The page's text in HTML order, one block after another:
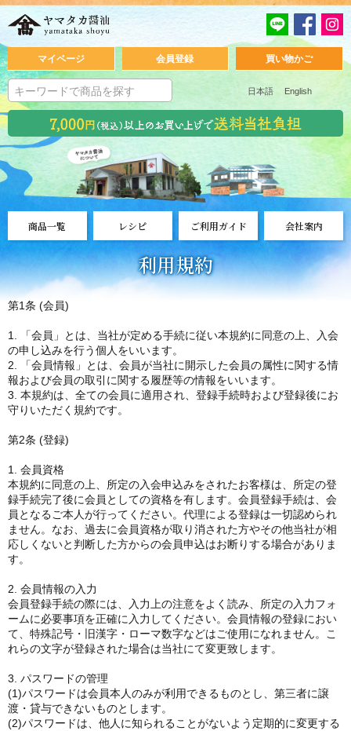
マイページ 会員登録 買い物かご
日本語 English
商品一覧 レシピ ご利用ガイド 会社案内
利用規約
第1条 (会員)
1. 「会員」とは、当社が定める手続に従い本規約に同意の上、入会
の申し込みを行う個人をいいます。
2. 「会員情報」とは、会員が当社に開示した会員の属性に関する情
報および会員の取引に関する履歴等の情報をいいます。
3. 本規約は、全ての会員に適用され、登録手続時および登録後にお
守りいただく規約です。
第2条 (登録)
1. 会員資格
本規約に同意の上、所定の入会申込みをされたお客様は、所定の登
録手続完了後に会員としての資格を有します。会員登録手続は、会
員となるご本人が行ってください。代理による登録は一切認められ
ません。なお、過去に会員資格が取り消された方やその他当社が相
応しくないと判断した方からの会員申込はお断りする場合がありま
す。
2. 会員情報の入力
会員登録手続の際には、入力上の注意をよく読み、所定の入力フォ
ームに必要事項を正確に入力してください。会員情報の登録におい
て、特殊記号・旧漢字・ローマ数字などはご使用になれません。こ
れらの文字が登録された場合は当社にて変更致します。
3. パスワードの管理
(1)パスワードは会員本人のみが利用できるものとし、第三者に譲
渡・貸与できないものとします。
(2)パスワードは、他人に知られることがないよう定期的に変更する